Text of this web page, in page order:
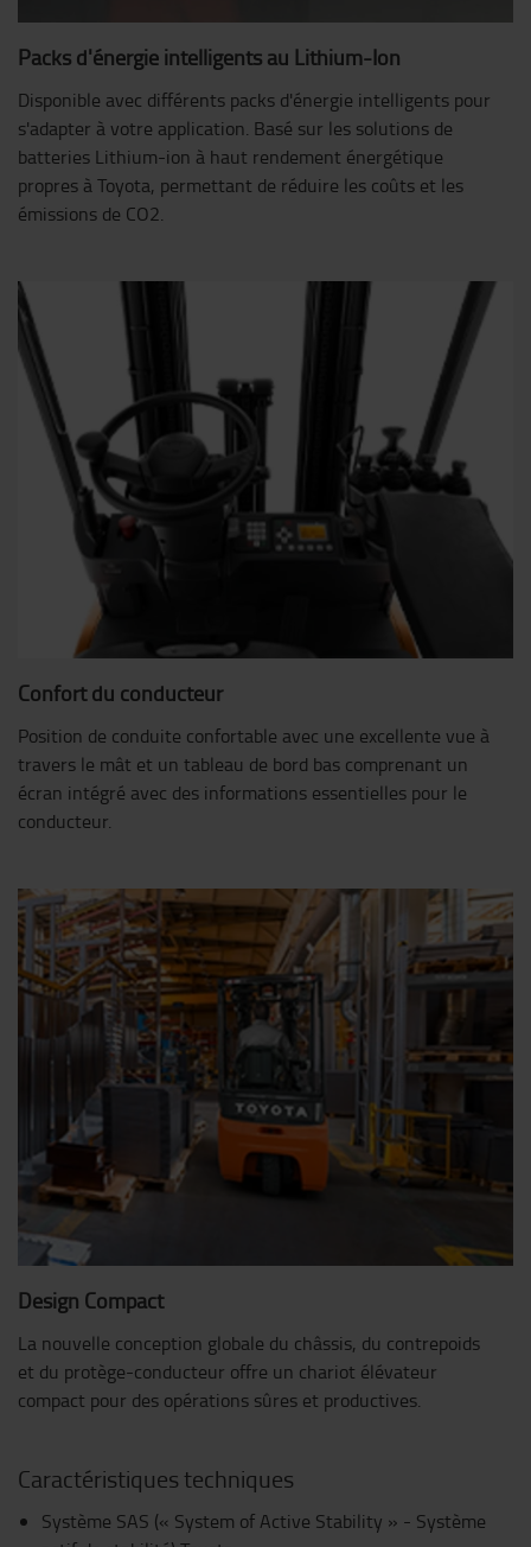
Packs d'énergie intelligents au Lithium-Ion
Disponible avec différents packs d'énergie intelligents pour
s'adapter à votre application. Basé sur les solutions de
batteries Lithium-ion à haut rendement énergétique
propres à Toyota, permettant de réduire les coûts et les
émissions de CO2.
Confort du conducteur
Position de conduite confortable avec une excellente vue à
travers le mât et un tableau de bord bas comprenant un
écran intégré avec des informations essentielles pour le
conducteur.
Design Compact
La nouvelle conception globale du châssis, du contrepoids
et du protège-conducteur offre un chariot élévateur
compact pour des opérations sûres et productives.
Caractéristiques techniques
Système SAS (« System of Active Stability » - Système